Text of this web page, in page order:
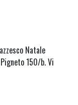
Natale
150/b. Vi